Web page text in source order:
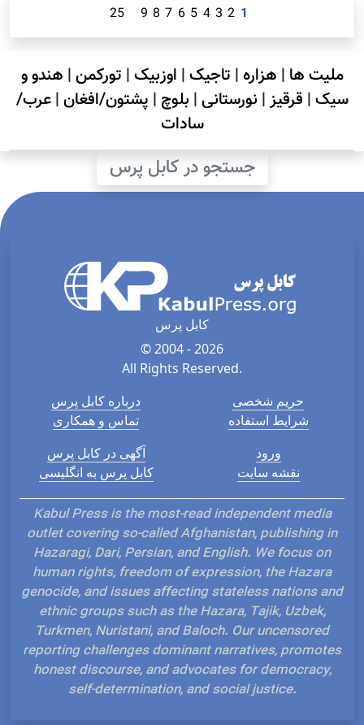
1
2
3
4
5
6
7
8
9
25
ملیت ها | هزاره| تاجیک| اوزبیک| تورکمن| هندو و
سیک| قرقیز| نورستانی| بلوچ | پشتون/افغان|عرب/
سادات
جستجو در کابل پرس
کابل پرس
© 2004 - 2026
All Rights Reserved.
درباره کابل پرس
تماس و همکاری
حریم شخصی
شرایط استفاده
آگهی در کابل پرس
کابل پرس به انگلیسی
ورود
نقشه سایت
Kabul Press is the most-read independent media
outlet covering so-called Afghanistan, publishing in
Hazaragi, Dari, Persian, and English. We focus on
human rights, freedom of expression, the Hazara
genocide, and issues affecting stateless nations and
ethnic groups such as the Hazara, Tajik, Uzbek,
Turkmen, Nuristani, and Baloch. Our uncensored
reporting challenges dominant narratives, promotes
honest discourse, and advocates for democracy,
self-determination, and social justice.